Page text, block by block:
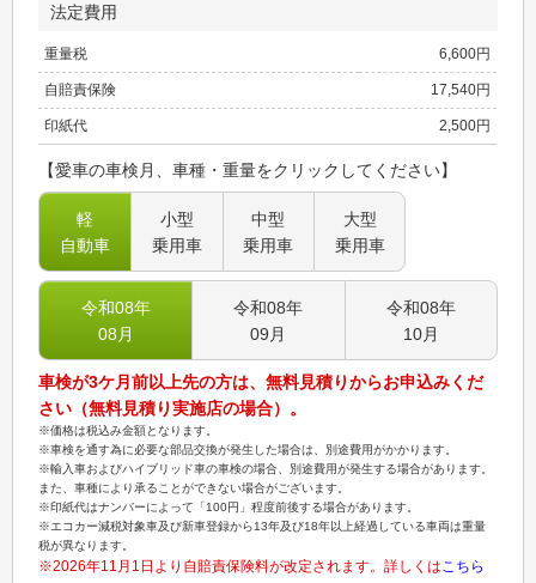
法定費用
重量税 6,600円
自賠責保険 17,540円
印紙代 2,500円
【愛車の車検月、車種・重量をクリックしてください】
軽
自動車
小型
乗用車
中型
乗用車
大型
乗用車
令和08年
08 月
令和08年
09 月
令和08年
10月
車検が3ケ月前以上先の方は、無料見積りからお申込みくだ
さい（無料見積り実施店の場合）。
※価格は税込み金額となります。
※車検を通す為に必要な部品交換が発生した場合は、別途費用がかかります。
※輸入車およびハイブリッド車の車検の場合、別途費用が発生する場合があります。
また、車種により承ることができない場合がございます。
※印紙代はナンバーによって「100円」程度前後する場合があります。
※エコカー減税対象車及び新車登録から13年及び18年以上経過している車両は重量
税が異なります。
※2026年11月1日より自賠責保険料が改定されます。詳しくは こちら